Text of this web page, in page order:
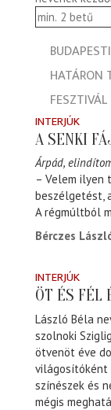
BUDAPESTI
HATÁRON
FESZTIVÁL
INTERJÚK
A SENKI
Árpád,
– Velem ilyen
beszélgetést,
A régmúltból
Bérczes
INTERJÚK
ÖT ÉS FÉL
László Béla
szolnoki
ötvenöt éve
világosítóként
színészek és
mégis